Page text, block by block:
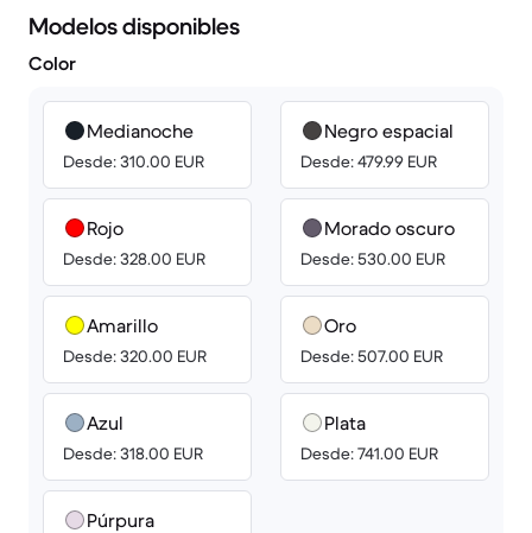
Modelos disponibles
Color
Medianoche
Desde: 310.00 EUR
Rojo
Desde: 328.00 EUR
Amarillo
Desde: 320.00 EUR
Azul
Desde: 318.00 EUR
Púrpura
Negro espacial
Desde: 479.99 EUR
Morado oscuro
Desde: 530.00 EUR
Oro
Desde: 507.00 EUR
Plata
Desde: 741.00 EUR